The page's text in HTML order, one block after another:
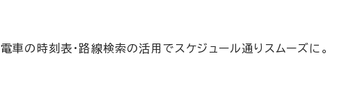
電車の時刻表・路線検索の活用でスケジュール通りスムーズに。